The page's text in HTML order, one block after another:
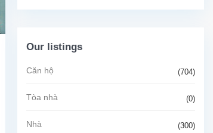
Our listings
Căn hộ (704)
Tòa nhà (0)
Nhà (300)